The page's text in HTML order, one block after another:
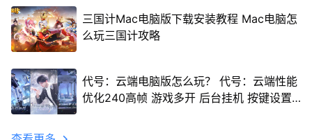
三国计Mac电脑版下载安装教程 Mac电脑怎
么玩三国计攻略
代号：云端电脑版怎么玩？ 代号：云端性能
优化240高帧 游戏多开 后台挂机 按键设置